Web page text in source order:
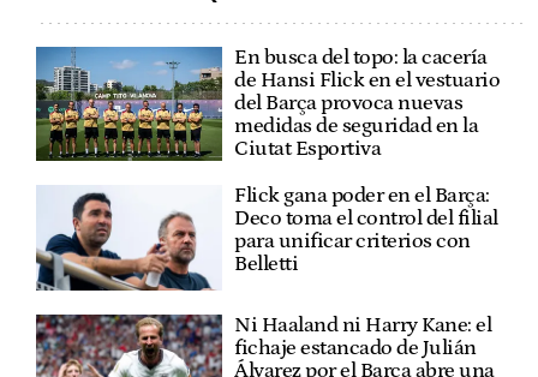
En busca del topo: la cacería
de Hansi Flick en el vestuario
del Barça provoca nuevas
medidas de seguridad en la
Ciutat Esportiva
Flick gana poder en el Barça:
Deco toma el control del filial
para unificar criterios con
Belletti
Ni Haaland ni Harry Kane: el
fichaje estancado de Julián
Álvarez por el Barça abre una